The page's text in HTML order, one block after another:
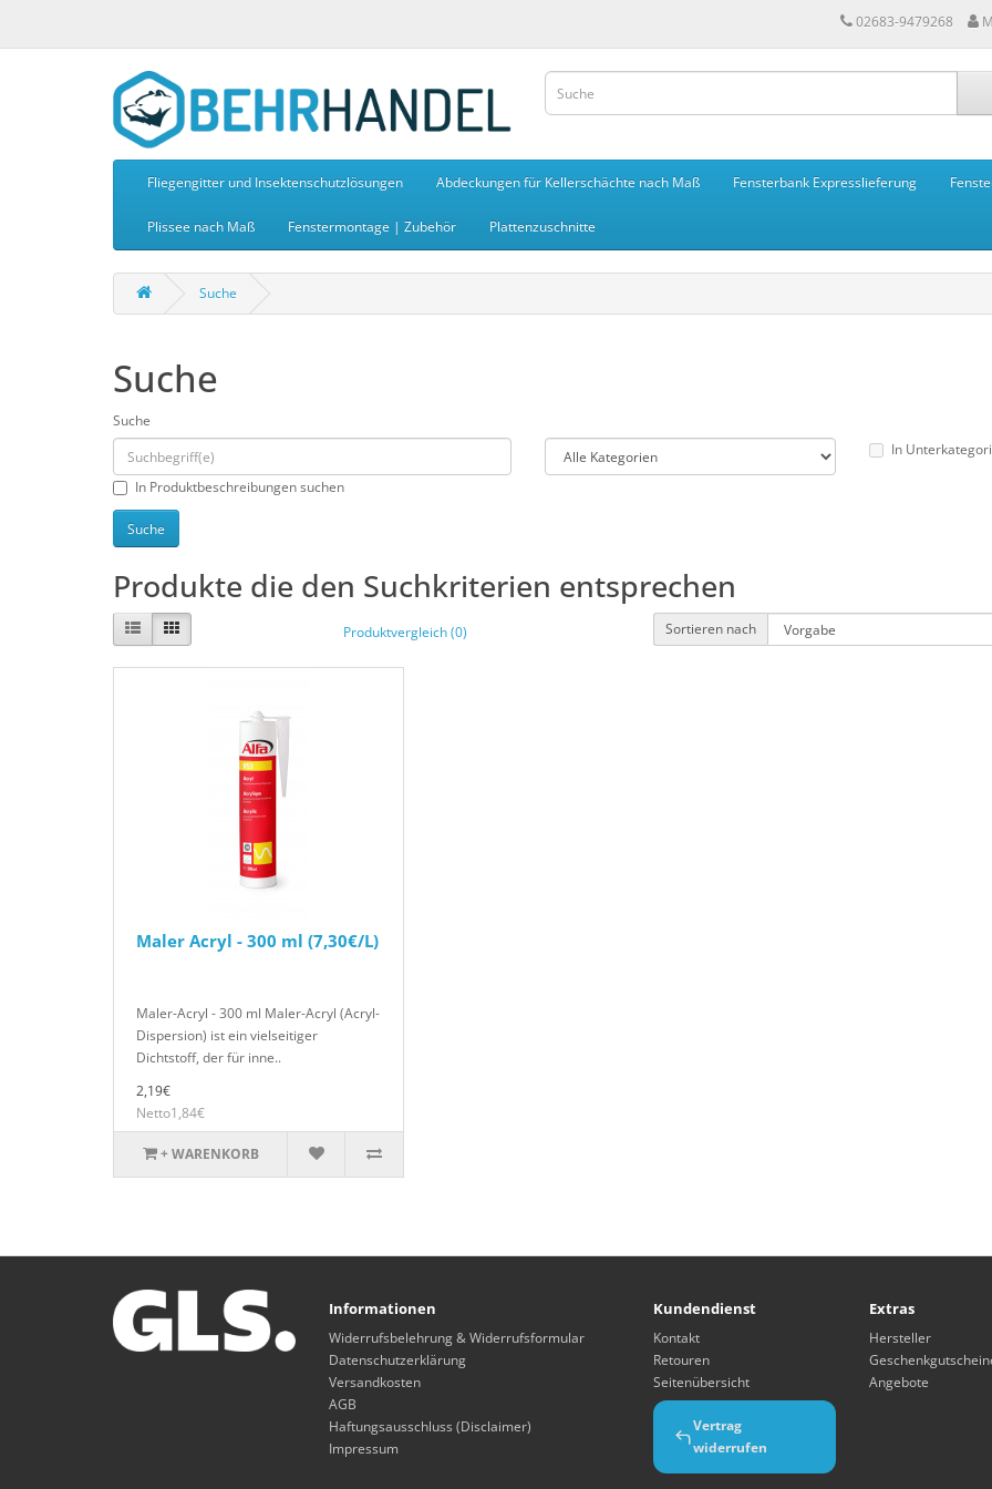
02683-9479268
Fliegengitter und Insektenschutzlösungen Abdeckungen für Kellerschächte nach Maß Fensterbank Expresslieferung
Plissee nach Maß Fenstermontage | Zubehör Plattenzuschnitte
Suche
Suche
Suche
In
In Produktbeschreibungen suchen
Produkte die den Suchkriterien entsprechen
Produktvergleich (0) Sortieren nach
Maler Acryl - 300 ml (7,30€/L)
Maler-Acryl - 300 ml Maler-Acryl (Acryl-
Dispersion) ist ein vielseitiger
Dichtstoff, der für inne..
2,19€
Netto1,84€
+ WARENKORB
Informationen
Widerrufsbelehrung & Widerrufsformular
Datenschutzerklärung
Versandkosten
AGB
Haftungsausschluss (Disclaimer)
Impressum
Kundendienst
Kontakt
Retouren
Seitenübersicht
Vertrag
widerrufen
Extras
Hersteller
Angebote